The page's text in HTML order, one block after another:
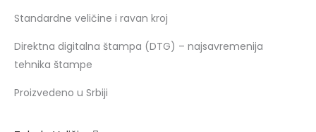
Standardne veličine i ravan kroj
Direktna digitalna štampa (DTG) – najsavremenija
tehnika štampe
Proizvedeno u Srbiji